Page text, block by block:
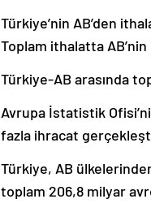
Türkiye’nin AB’den
Toplam ithalatta AB’nin
Türkiye-AB arasında
Avrupa İstatistik
fazla ihracat
Türkiye, AB
toplam 206,8 milyar